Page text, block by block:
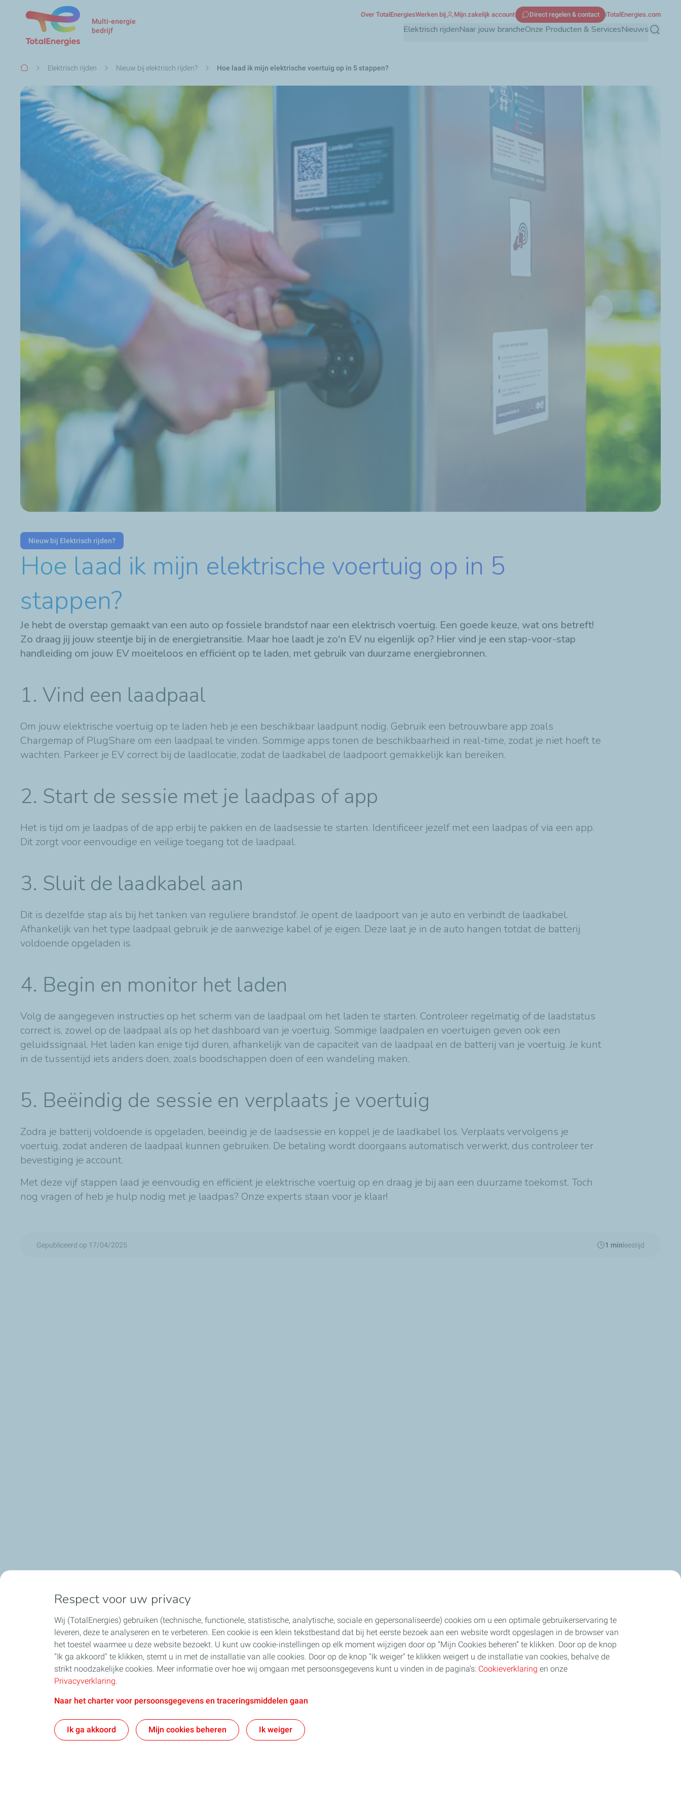
Overslaan
inhoud
Multi-energie
bedrijf
Elektrisch rijdenNaar jouw brancheOnze Producten & ServicesNieuws Zoeken
Over TotalEnergiesWerken bij Mijn zakelijk account Direct regelen & contact TotalEnergies.com
KruimelpadElektrisch rijden Nieuw bij elektrisch rijden? Hoe laad ik mijn elektrische voertuig op in 5 stappen?
Nieuw bij Elektrisch rijden?
Hoe laad ik mijn elektrische voertuig op in 5
stappen?
Je hebt de overstap gemaakt van een auto op fossiele brandstof naar een elektrisch voertuig. Een goede keuze, wat ons betreft!
Zo draag jij jouw steentje bij in de energietransitie. Maar hoe laadt je zo'n EV nu eigenlijk op? Hier vind je een stap-voor-stap
handleiding om jouw EV moeiteloos en efficiënt op te laden, met gebruik van duurzame energiebronnen.
1. Vind een laadpaal
Om jouw elektrische voertuig op te laden heb je een beschikbaar laadpunt nodig. Gebruik een betrouwbare app zoals
Chargemap of PlugShare om een laadpaal te vinden. Sommige apps tonen de beschikbaarheid in real-time, zodat je niet hoeft te
wachten. Parkeer je EV correct bij de laadlocatie, zodat de laadkabel de laadpoort gemakkelijk kan bereiken.
2. Start de sessie met je laadpas of app
Het is tijd om je laadpas of de app erbij te pakken en de laadsessie te starten. Identificeer jezelf met een laadpas of via een app.
Dit zorgt voor eenvoudige en veilige toegang tot de laadpaal.
3. Sluit de laadkabel aan
Dit is dezelfde stap als bij het tanken van reguliere brandstof. Je opent de laadpoort van je auto en verbindt de laadkabel.
Afhankelijk van het type laadpaal gebruik je de aanwezige kabel of je eigen. Deze laat je in de auto hangen totdat de batterij
voldoende opgeladen is.
4. Begin en monitor het laden
Volg de aangegeven instructies op het scherm van de laadpaal om het laden te starten. Controleer regelmatig of de laadstatus
correct is, zowel op de laadpaal als op het dashboard van je voertuig. Sommige laadpalen en voertuigen geven ook een
geluidssignaal. Het laden kan enige tijd duren, afhankelijk van de capaciteit van de laadpaal en de batterij van je voertuig. Je kunt
in de tussentijd iets anders doen, zoals boodschappen doen of een wandeling maken.
5. Beëindig de sessie en verplaats je voertuig
Zodra je batterij voldoende is opgeladen, beëindig je de laadsessie en koppel je de laadkabel los. Verplaats vervolgens je
voertuig, zodat anderen de laadpaal kunnen gebruiken. De betaling wordt doorgaans automatisch verwerkt, dus controleer ter
bevestiging je account.
Met deze vijf stappen laad je eenvoudig en efficiënt je elektrische voertuig op en draag je bij aan een duurzame toekomst. Toch
nog vragen of heb je hulp nodig met je laadpas? Onze experts staan voor je klaar!
Gepubliceerd op 17/04/2025 1 minleestijd
Respect voor uw privacy
Wij (TotalEnergies) gebruiken (technische, functionele, statistische, analytische, sociale en gepersonaliseerde) cookies om u een optimale gebruikerservaring te
leveren, deze te analyseren en te verbeteren. Een cookie is een klein tekstbestand dat bij het eerste bezoek aan een website wordt opgeslagen in de browser van
het toestel waarmee u deze website bezoekt. U kunt uw cookie-instellingen op elk moment wijzigen door op “Mijn Cookies beheren” te klikken. Door op de knop
"Ik ga akkoord" te klikken, stemt u in met de installatie van alle cookies. Door op de knop "Ik weiger" te klikken weigert u de installatie van cookies, behalve de
strikt noodzakelijke cookies. Meer informatie over hoe wij omgaan met persoonsgegevens kunt u vinden in de pagina’s: Cookieverklaring en onze
Privacyverklaring.
Naar het charter voor persoonsgegevens en traceringsmiddelen gaan
Ik ga akkoord Mijn cookies beheren Ik weiger